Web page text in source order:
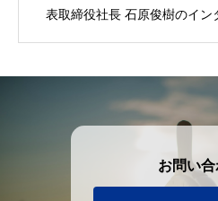
表取締役社長 石原俊樹のイン
お問い